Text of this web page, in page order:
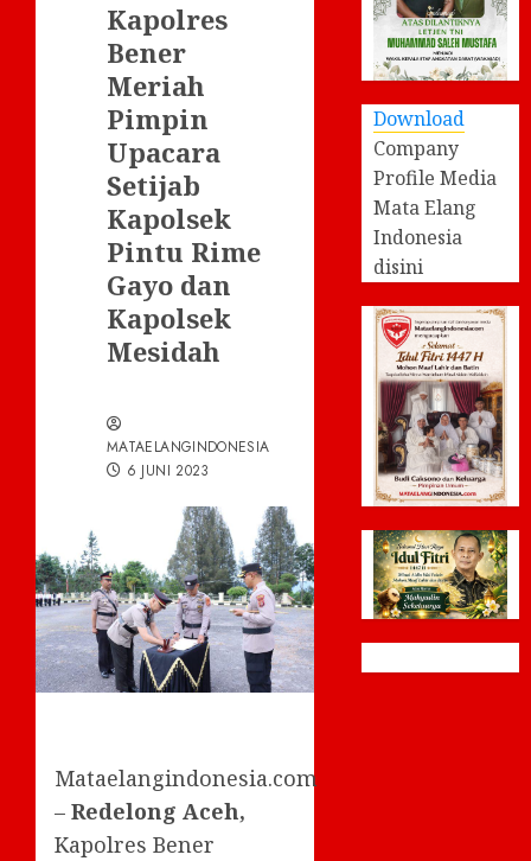
Kapolres
Bener
Meriah
Pimpin
Upacara
Setijab
Kapolsek
Pintu Rime
Gayo dan
Kapolsek
Mesidah
MATAELANGINDONESIA
6 JUNI 2023
Mataelangindonesia.com
– Redelong Aceh,
Kapolres Bener
Download
Company
Profile Media
Mata Elang
Indonesia
disini